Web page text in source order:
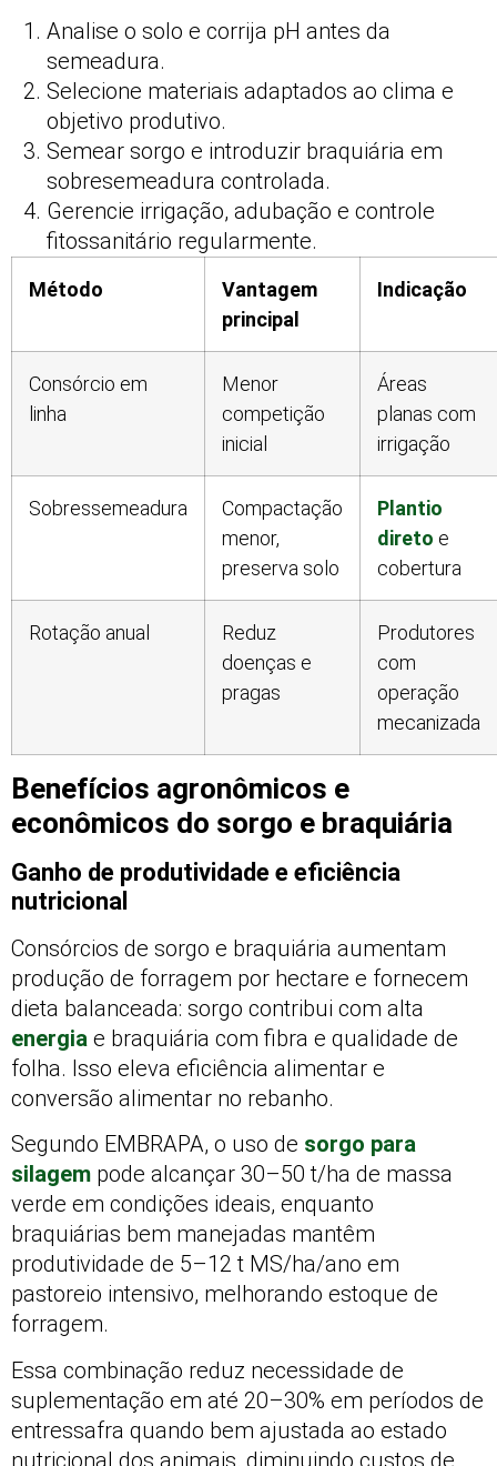
Analise o solo e corrija pH antes da
semeadura.
Selecione materiais adaptados ao clima e
objetivo produtivo.
Semear sorgo e introduzir braquiária em
sobresemeadura controlada.
Gerencie irrigação, adubação e controle
fitossanitário regularmente.
Método
Vantagem
principal
Indicação
Consórcio em
linha
Menor
competição
inicial
Áreas
planas com
irrigação
Sobressemeadura
Compactação
menor,
preserva solo
Plantio
direto e
cobertura
Rotação anual
Reduz
doenças e
pragas
Produtores
com
operação
mecanizada
Benefícios agronômicos e
econômicos do sorgo e braquiária
Ganho de produtividade e eficiência
nutricional
Consórcios de sorgo e braquiária aumentam
produção de forragem por hectare e fornecem
dieta balanceada: sorgo contribui com alta
energia e braquiária com fibra e qualidade de
folha. Isso eleva eficiência alimentar e
conversão alimentar no rebanho.
Segundo EMBRAPA, o uso de sorgo para
silagem pode alcançar 30–50 t/ha de massa
verde em condições ideais, enquanto
braquiárias bem manejadas mantêm
produtividade de 5–12 t MS/ha/ano em
pastoreio intensivo, melhorando estoque de
forragem.
Essa combinação reduz necessidade de
suplementação em até 20–30% em períodos de
entressafra quando bem ajustada ao estado
nutricional dos animais, diminuindo custos de